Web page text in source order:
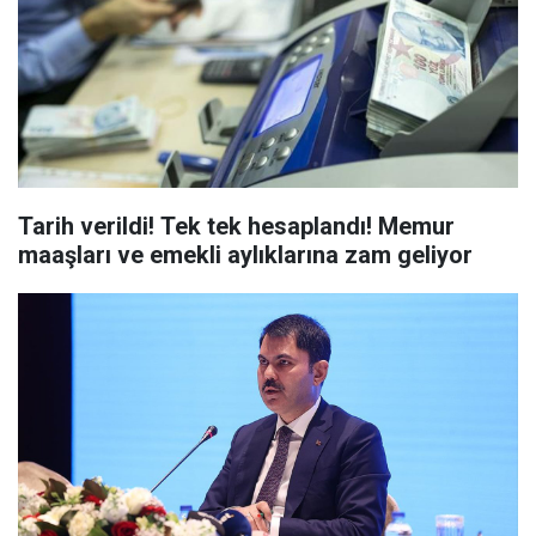
Tarih verildi! Tek tek hesaplandı! Memur
maaşları ve emekli aylıklarına zam geliyor